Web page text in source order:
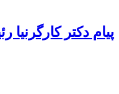
پیام دکتر